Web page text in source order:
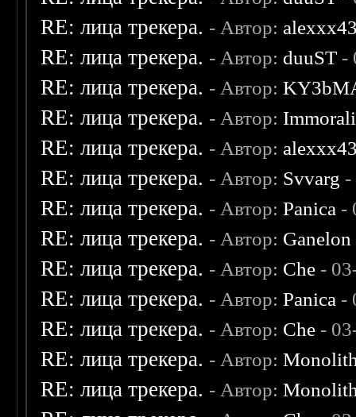
RE: лица трекера. - Автор:
RE: лица трекера. - Автор: duuST -
RE: лица трекера. - Автор:
RE: лица трекера. - Автор:
RE: лица трекера. - Автор:
RE: лица трекера. - Автор: Svvarg -
RE: лица трекера. - Автор:Panica -
RE: лица трекера. - Автор: Ganelon
RE: лица трекера. - Автор: Che -
RE: лица трекера. - Автор:Panica -
RE: лица трекера. - Автор: Che -
RE: лица трекера. - Автор:
RE: лица трекера. - Автор: